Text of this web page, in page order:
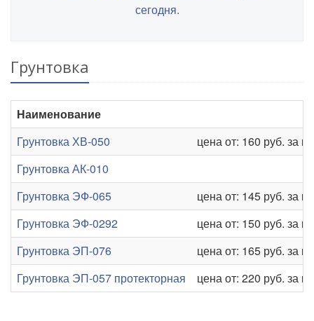
сегодня.
Грунтовка
Наименование
Грунтовка ХВ-050
цена от: 160 руб. за кг
Грунтовка АК-010
Грунтовка ЭФ-065
цена от: 145 руб. за кг
Грунтовка ЭФ-0292
цена от: 150 руб. за кг
Грунтовка ЭП-076
цена от: 165 руб. за кг
Грунтовка ЭП-057 протекторная
цена от: 220 руб. за кг